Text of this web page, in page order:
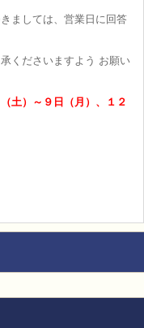
ましては、営業日に回答
くださいますよう お願い
土）～９日（月）、１２